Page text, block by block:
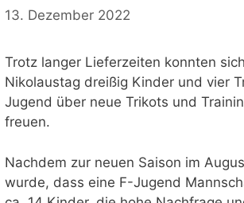
13. Dezember 2022
Trotz langer Lieferzeiten konnten
Nikolaustag dreißig Kinder und vier
Jugend über neue Trikots und
freuen.
Nachdem zur neuen Saison im
wurde, dass eine F-Jugend